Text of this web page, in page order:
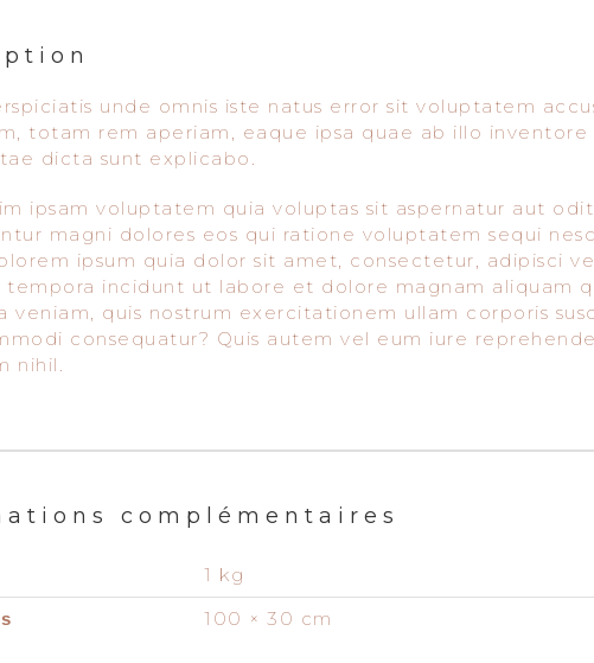
unde omnis iste natus error sit voluptatem
totam rem aperiam, eaque ipsa quae ab illo
dicta sunt explicabo.
ipsam voluptatem quia voluptas sit aspernatur aut
magni dolores eos qui ratione voluptatem sequi
ipsum quia dolor sit amet, consectetur, adipisci
tempora incidunt ut labore et dolore magnam aliquam
veniam, quis nostrum exercitationem ullam corporis
consequatur? Quis autem vel eum iure
nihil.
complémentaires
1 kg
100 × 30 cm